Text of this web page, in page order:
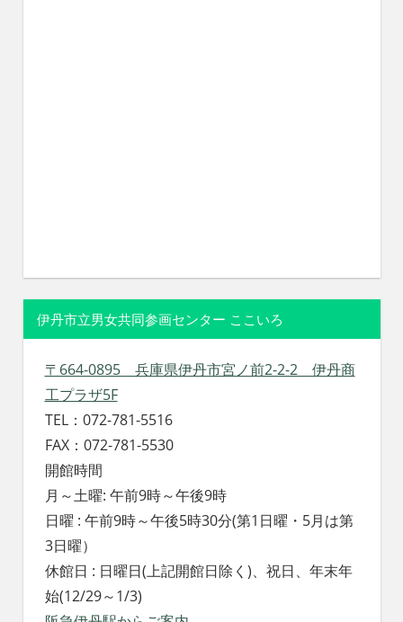
伊丹市立男女共同参画センター ここいろ
〒664-0895 兵庫県伊丹市宮ノ前2-2-2 伊丹商
工プラザ5F
TEL：072-781-5516
FAX：072-781-5530
開館時間
月～土曜: 午前9時～午後9時
日曜 : 午前9時～午後5時30分(第1日曜・5月は第
3日曜）
休館日 : 日曜日(上記開館日除く)、祝日、年末年
始(12/29～1/3)